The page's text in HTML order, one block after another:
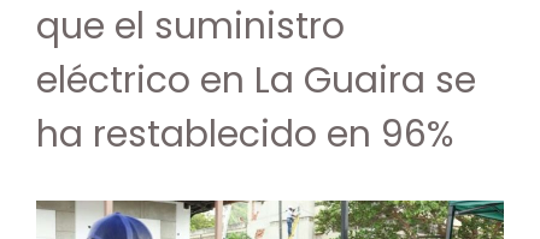
que el suministro
eléctrico en La Guaira se
ha restablecido en 96%